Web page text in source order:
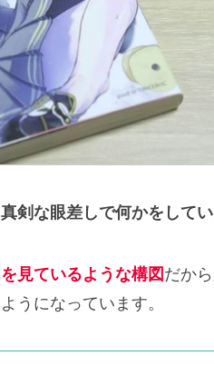
剣な眼差しで何かをしてい
見ているような構図だか
うになっています。